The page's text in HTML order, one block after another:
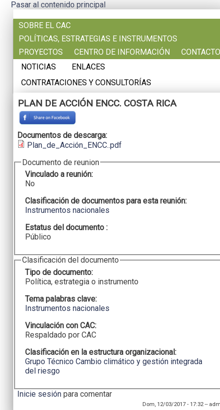
Pasar al contenido principal
SOBRE EL CAC
POLÍTICAS, ESTRATEGIAS E INSTRUMENTOS
PROYECTOS
CENTRO DE INFORMACIÓN
CONTACTO
NOTICIAS
ENLACES
CONTRATACIONES Y CONSULTORÍAS
PLAN DE ACCIÓN ENCC. COSTA RICA
Documentos de descarga:
Plan_de_Acción_ENCC..pdf
Documento de reunion
Vinculado a reunión:
No
Clasificación de documentos para esta reunión:
Instrumentos nacionales
Estatus del documento :
Público
Clasificación del documento
Tipo de documento:
Política, estrategia o instrumento
Tema palabras clave:
Instrumentos nacionales
Vinculación con CAC:
Respaldado por CAC
Clasificación en la estructura organizacional:
Grupo Técnico Cambio climático y gestión integrada
del riesgo
Inicie sesiónpara comentar
Dom, 12/03/2017 - 17:32--